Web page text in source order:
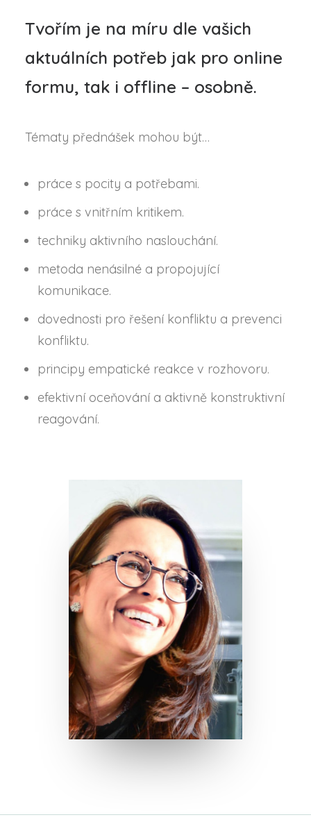
Tvořím je na míru dle vašich
aktuálních potřeb jak pro online
formu, tak i offline – osobně.
Tématy přednášek mohou být…
práce s pocity a potřebami.
práce s vnitřním kritikem.
techniky aktivního naslouchání.
metoda nenásilné a propojující
komunikace.
dovednosti pro řešení konfliktu a prevenci
konfliktu.
principy empatické reakce v rozhovoru.
​​​efektivní oceňování a aktivně konstruktivní
reagování.